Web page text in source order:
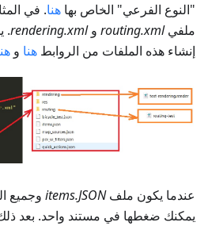
"النوع الفرعي" الخاص بها هنا. في
ملفيrouting.xml وrendering.xml
.
إنشاء هذه الملفات من الروابط هنا و
عندما يكون ملفitems.JSON وجميع
يمكنك ضغطها في مستند واحد. بعد